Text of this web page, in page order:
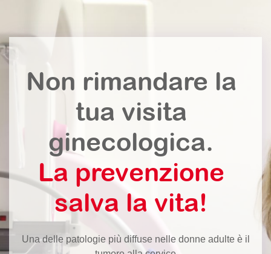
Non rimandare la
tua visita
ginecologica.
La prevenzione
salva la vita!
Una delle patologie più diffuse nelle donne adulte è il